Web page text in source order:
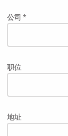
公司 *
职位
地址